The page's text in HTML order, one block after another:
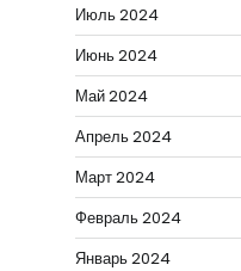
Июль 2024
Июнь 2024
Май 2024
Апрель 2024
Март 2024
Февраль 2024
Январь 2024